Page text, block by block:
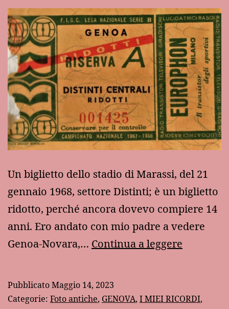
Un biglietto dello stadio di Marassi, del 21
gennaio 1968, settore Distinti; è un biglietto
ridotto, perché ancora dovevo compiere 14
anni. Ero andato con mio padre a vedere
Genoa-Novara,… Continua a leggere
la
PubblicatoMaggio 14, 2023
Categorie: Foto antiche, GENOVA, I MIEI RICORDI,